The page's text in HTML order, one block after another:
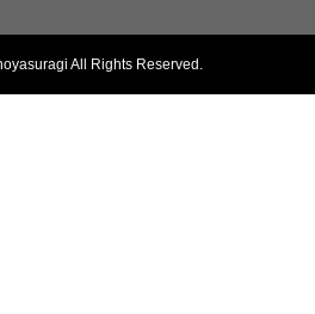
All Rights Reserved.